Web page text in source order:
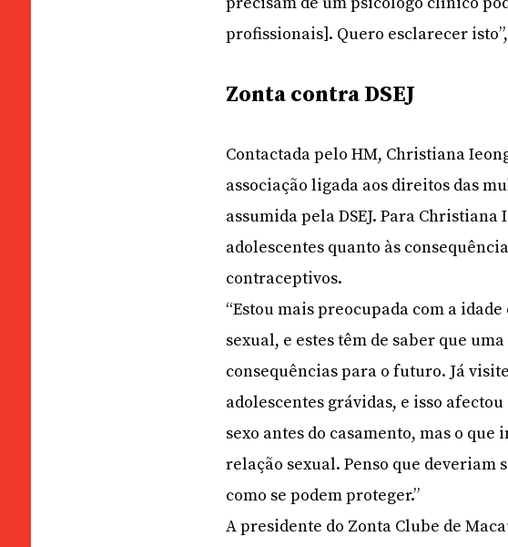
profissionais]. Quero esclarecer
Zonta contra DSEJ
Contactada pelo HM, Christiana
associação ligada aos direitos das
assumida pela DSEJ. Para
adolescentes quanto às
contraceptivos.
“Estou mais preocupada com a
sexual, e estes têm de saber que
consequências para o futuro. Já
adolescentes grávidas, e isso
sexo antes do casamento, mas o
relação sexual. Penso que deveriam
como se podem proteger.”
A presidente do Zonta Clube de